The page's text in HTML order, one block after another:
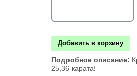
Добавить в корзину
Подробное описание:
25,36 карата!